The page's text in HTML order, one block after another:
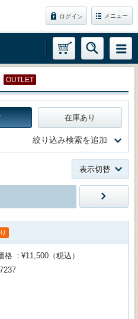
ログイン メニュー
OUTLET
在庫あり
絞り込み検索を追加
表示切替
格
¥11,500（税込）